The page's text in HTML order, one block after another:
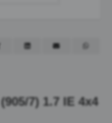
7) 1.7 IE 4x4